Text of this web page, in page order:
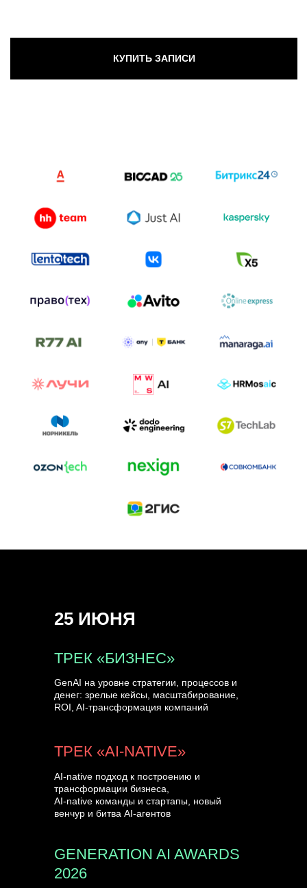
ТРЕК «БИЗНЕС»
GENERATION AI AWARDS
2026
GenAI на уровне стратегии, процессов и
денег: зрелые кейсы, масштабирование,
ROI, AI-трансформация компаний
AI-native подход к построению и
трансформации бизнеса,
AI-native команды и стартапы, новый
венчур и битва AI-агентов
ТРЕК «AI-NATIVE»
25 ИЮНЯ
к построению бизнеса и созданию технологий под
И БИТВА АГЕНТОВ
УЗНАТЬ БОЛЬШЕ